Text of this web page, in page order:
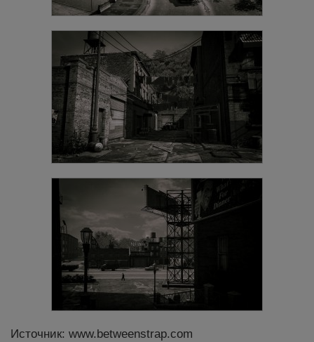
Источник: www.betweenstrap.com